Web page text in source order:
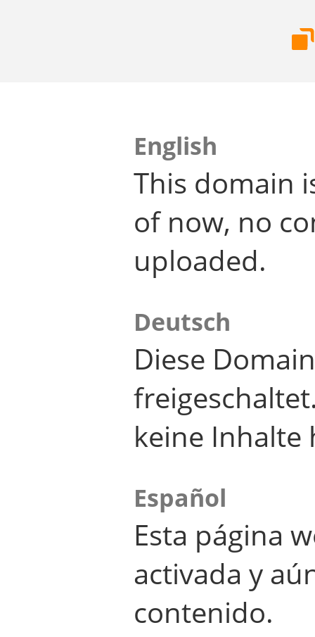
English
This domain
of now, no
uploaded.
Deutsch
Diese
keine Inhalte
Español
Esta página
activada y
contenido.